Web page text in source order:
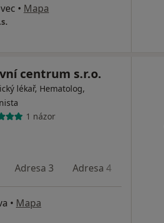
• Mapa
centrum s.r.o.
lékař, Hematolog,
1 názor
Adresa 3 Adresa 4
• Mapa